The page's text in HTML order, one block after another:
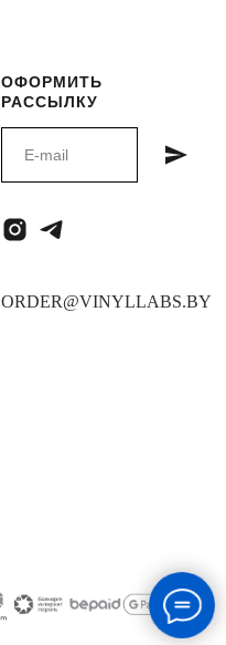
ОФОРМИТЬ
РАССЫЛКУ